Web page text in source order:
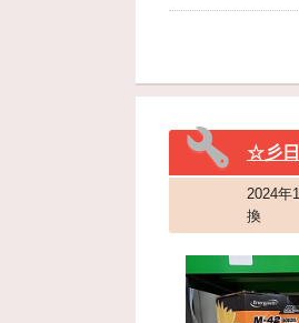
☆彡日
2024年
換